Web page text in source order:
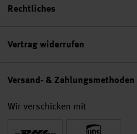
Rechtliches
Vertrag widerrufen
Versand- & Zahlungsmethoden
Wir verschicken mit